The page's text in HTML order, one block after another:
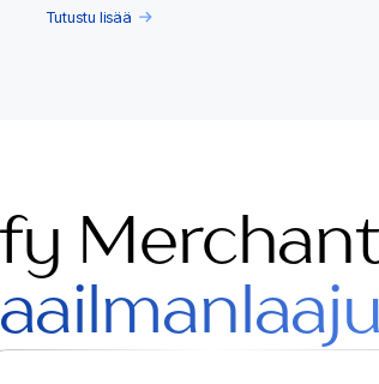
Tutustu lisää